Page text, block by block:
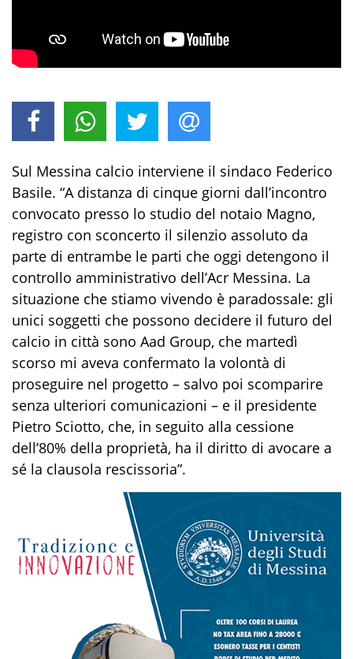
Sul Messina calcio interviene il sindaco Federico
Basile. “A distanza di cinque giorni dall’incontro
convocato presso lo studio del notaio Magno,
registro con sconcerto il silenzio assoluto da
parte di entrambe le parti che oggi detengono il
controllo amministrativo dell’Acr Messina. La
situazione che stiamo vivendo è paradossale: gli
unici soggetti che possono decidere il futuro del
calcio in città sono Aad Group, che martedì
scorso mi aveva confermato la volontà di
proseguire nel progetto – salvo poi scomparire
senza ulteriori comunicazioni – e il presidente
Pietro Sciotto, che, in seguito alla cessione
dell’80% della proprietà, ha il diritto di avocare a
sé la clausola rescissoria”.